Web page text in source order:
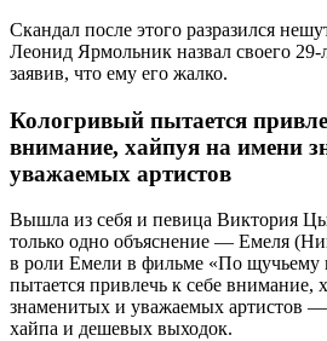
Скандал после этого разразился
Леонид Ярмольник назвал своего 29-
заявив, что ему его жалко.
Кологривый пытается
внимание, хайпуя на имени
уважаемых артистов
Вышла из себя и певица Виктория
только одно объяснение — Емеля
в роли Емели в фильме «По
пытается привлечь к себе внимание,
знаменитых и уважаемых артистов —
хайпа и дешевых выходок.